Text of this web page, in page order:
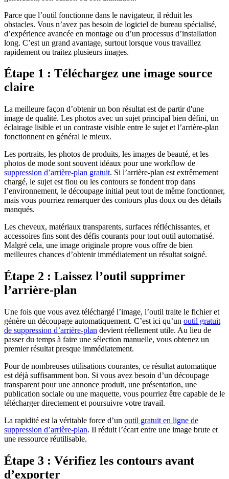
Parce que l’outil fonctionne dans le navigateur, il réduit les
obstacles. Vous n’avez pas besoin de logiciel de bureau spécialisé,
d’expérience avancée en montage ou d’un processus d’installation
long. C’est un grand avantage, surtout lorsque vous travaillez
rapidement ou traitez plusieurs images.
Étape 1 : Téléchargez une image source
claire
La meilleure façon d’obtenir un bon résultat est de partir d'une
image de qualité. Les photos avec un sujet principal bien défini, un
éclairage lisible et un contraste visible entre le sujet et l’arrière-plan
fonctionnent en général le mieux.
Les portraits, les photos de produits, les images de beauté, et les
photos de mode sont souvent idéaux pour une workflow de
suppression d’arrière-plan gratuit. Si l’arrière-plan est extrêmement
chargé, le sujet est flou ou les contours se fondent trop dans
l’environnement, le découpage initial peut tout de même fonctionner,
mais vous pourriez remarquer des contours plus doux ou des détails
manqués.
Les cheveux, matériaux transparents, surfaces réfléchissantes, et
accessoires fins sont des défis courants pour tout outil automatisé.
Malgré cela, une image originale propre vous offre de bien
meilleures chances d’obtenir immédiatement un résultat soigné.
Étape 2 : Laissez l’outil supprimer
l’arrière-plan
Une fois que vous avez téléchargé l’image, l’outil traite le fichier et
génère un découpage automatiquement. C’est ici qu’un outil gratuit
de suppression d’arrière-plan devient réellement utile. Au lieu de
passer du temps à faire une sélection manuelle, vous obtenez un
premier résultat presque immédiatement.
Pour de nombreuses utilisations courantes, ce résultat automatique
est déjà suffisamment bon. Si vous avez besoin d’un découpage
transparent pour une annonce produit, une présentation, une
publication sociale ou une maquette, vous pourriez être capable de le
télécharger directement et poursuivre votre travail.
La rapidité est la véritable force d’un outil gratuit en ligne de
suppression d’arrière-plan. Il réduit l’écart entre une image brute et
une ressource réutilisable.
Étape 3 : Vérifiez les contours avant
d’exporter